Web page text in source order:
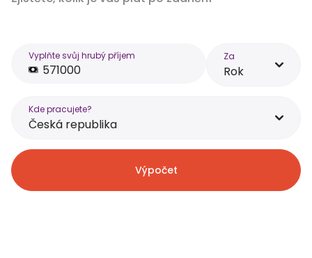
Vyplňte svůj hrubý příjem Za
Rok
Kde pracujete?
Česká republika
Výpočet